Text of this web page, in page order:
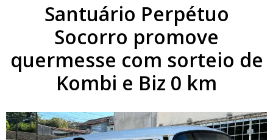
Santuário Perpétuo
Socorro promove
quermesse com sorteio de
Kombi e Biz 0 km